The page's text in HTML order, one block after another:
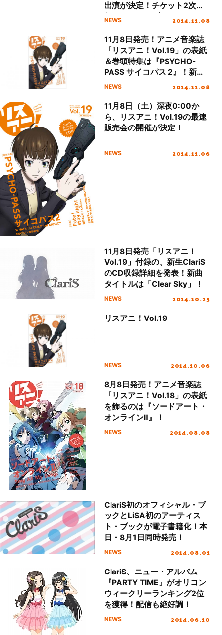
出演が決定！チケット2次先
行、11月9日0時よりスター
NEWS 2014.11.08
11月8日発売！アニメ音楽誌
「リスアニ！Vol.19」の表紙
＆巻頭特集は『PSYCHO-
PASS サイコパス 2』！新生
ClariS書き下ろし新曲CDも付
NEWS 2014.11.08
11月8日（土）深夜0:00か
ら、リスアニ！Vol.19の最速
販売会の開催が決定！
NEWS 2014.11.06
11月8日発売「リスアニ！
Vol.19」付録の、新生ClariS
のCD収録詳細を発表！新曲
タイトルは「Clear Sky」！
NEWS 2014.10.25
リスアニ！Vol.19
NEWS 2014.10.06
8月8日発売！アニメ音楽誌
「リスアニ！Vol.18」の表紙
を飾るのは『ソードアート・
オンラインⅡ』！
NEWS 2014.08.08
ClariS初のオフィシャル・ブ
ックとLiSA初のアーティス
ト・ブックが電子書籍化！本
日・8月1日同時発売！
NEWS 2014.08.01
ClariS、ニュー・アルバム
『PARTY TIME』がオリコン
ウィークリーランキング2位
を獲得！配信も絶好調！
NEWS 2014.06.10